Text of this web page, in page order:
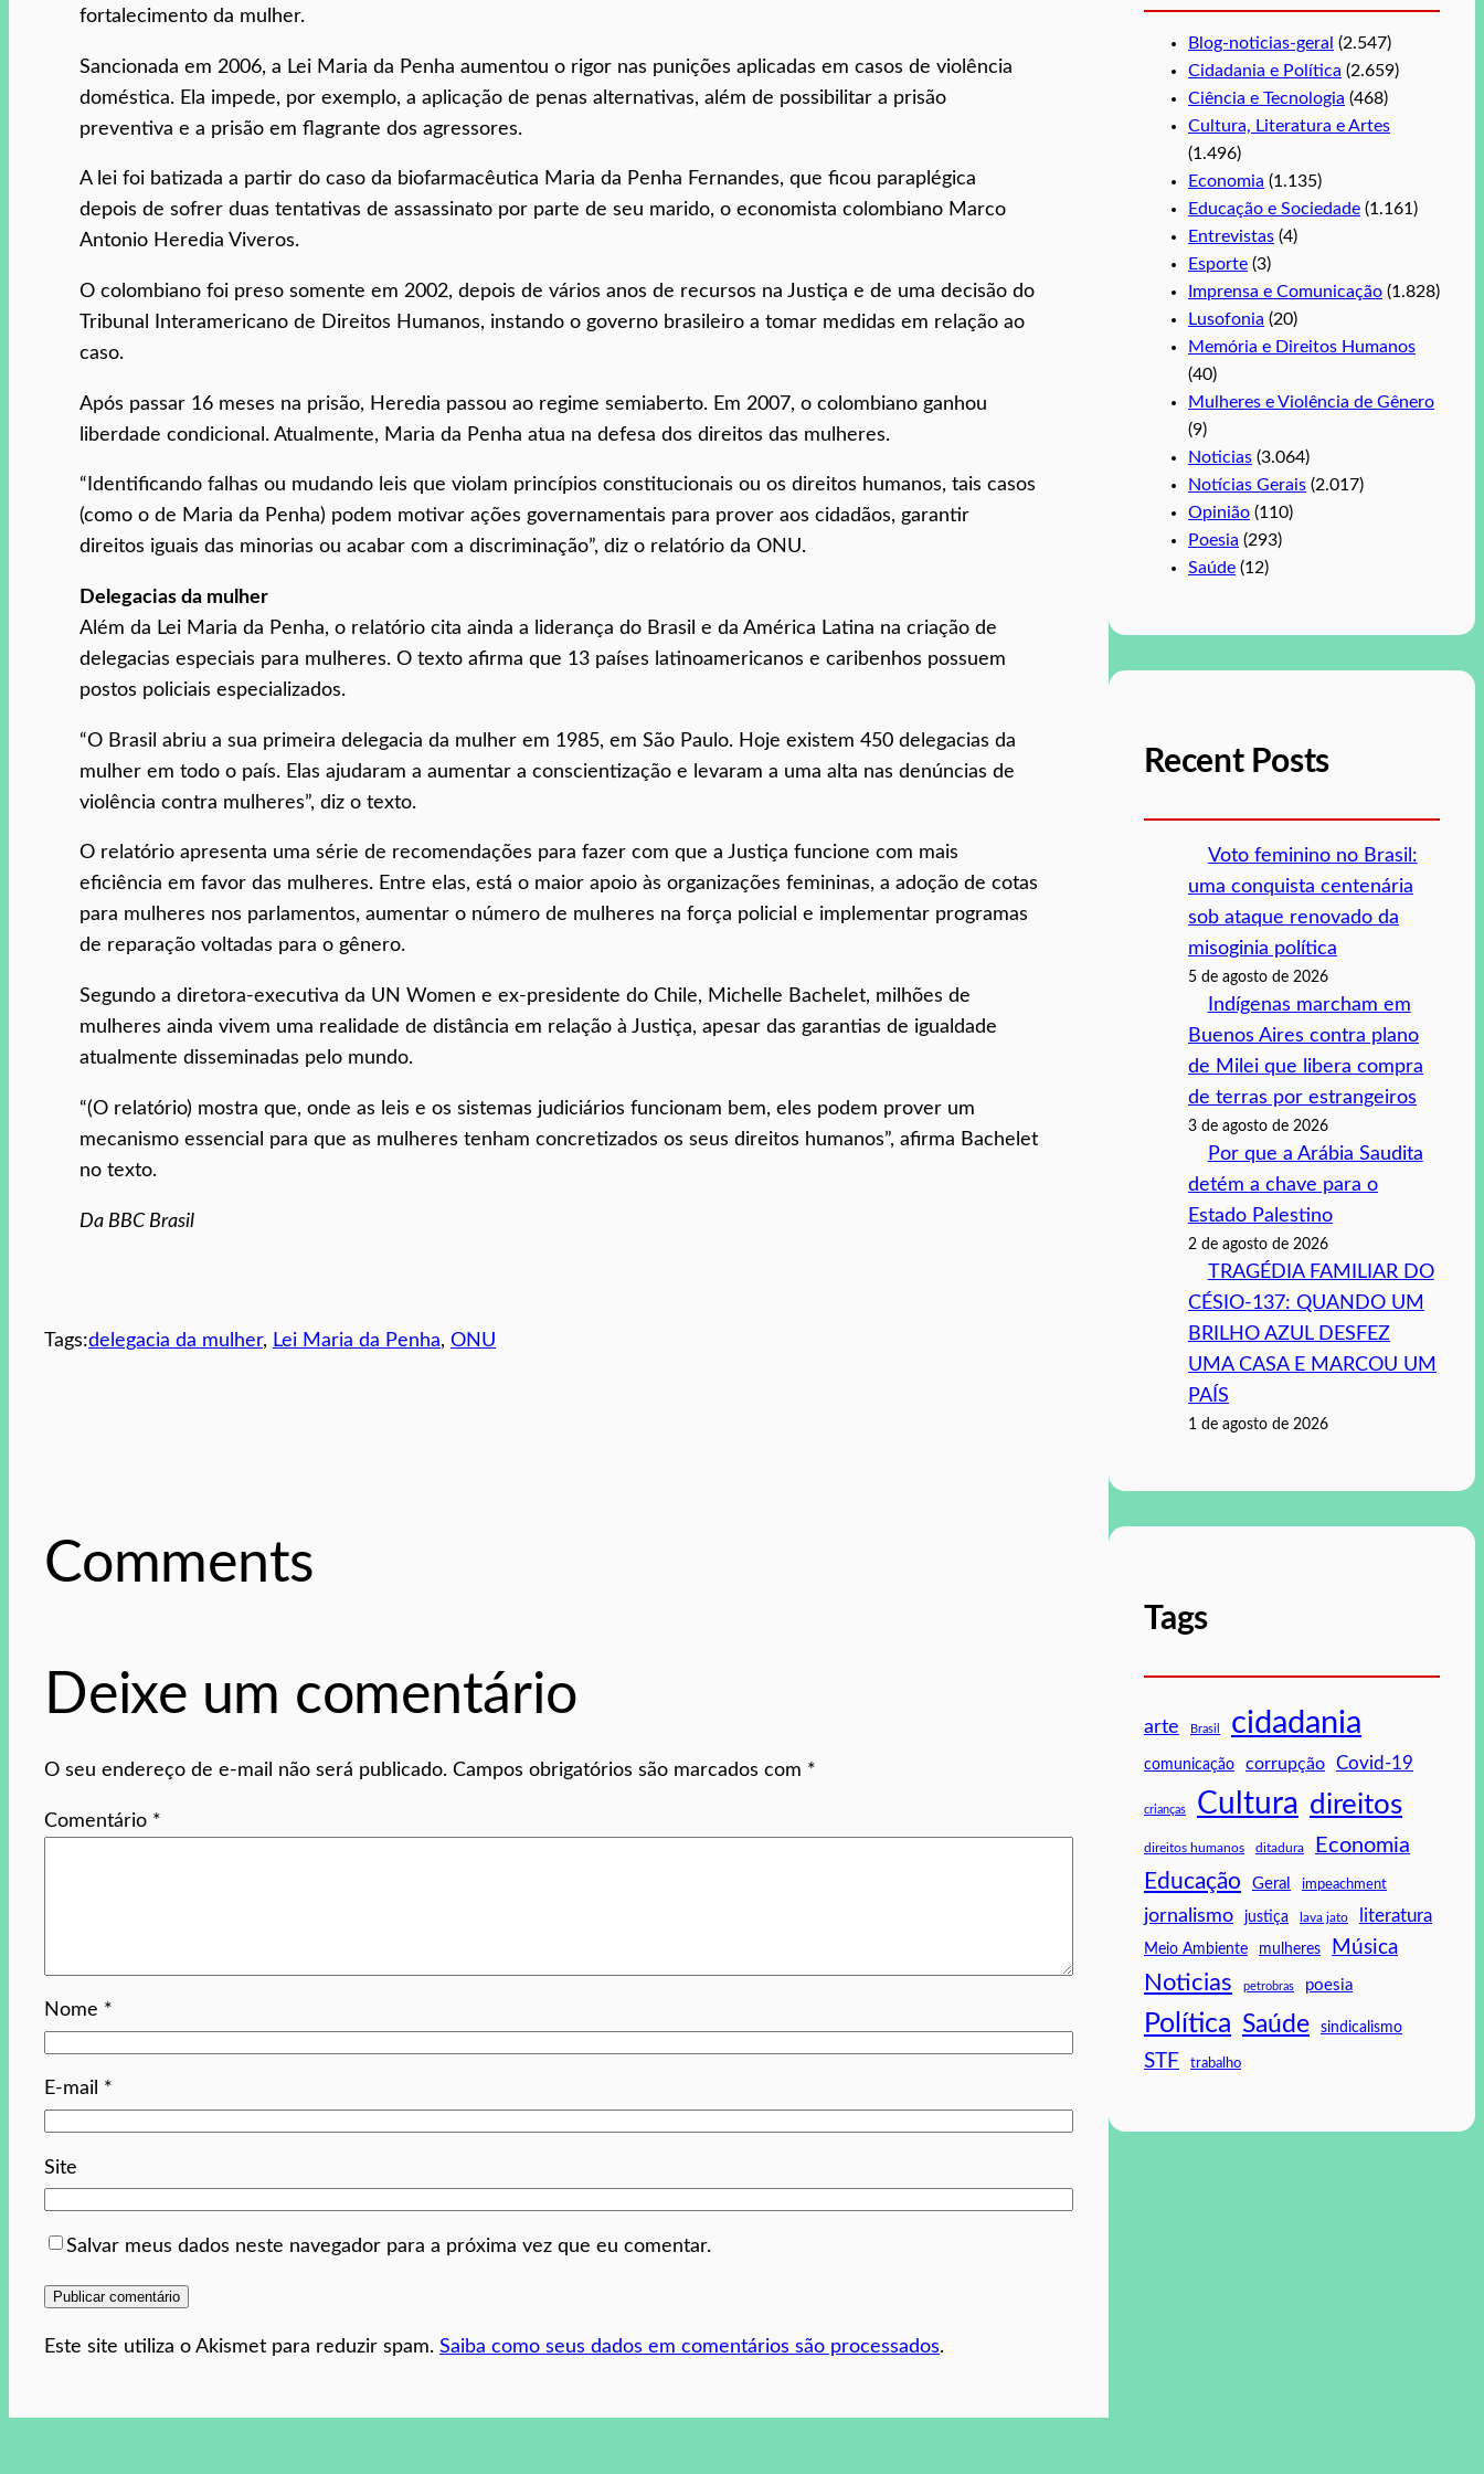
fortalecimento da mulher.
Sancionada em 2006, a Lei Maria da Penha aumentou o rigor nas punições aplicadas em casos de violência
doméstica. Ela impede, por exemplo, a aplicação de penas alternativas, além de possibilitar a prisão
preventiva e a prisão em flagrante dos agressores.
A lei foi batizada a partir do caso da biofarmacêutica Maria da Penha Fernandes, que ficou paraplégica
depois de sofrer duas tentativas de assassinato por parte de seu marido, o economista colombiano Marco
Antonio Heredia Viveros.
O colombiano foi preso somente em 2002, depois de vários anos de recursos na Justiça e de uma decisão do
Tribunal Interamericano de Direitos Humanos, instando o governo brasileiro a tomar medidas em relação ao
caso.
Após passar 16 meses na prisão, Heredia passou ao regime semiaberto. Em 2007, o colombiano ganhou
liberdade condicional. Atualmente, Maria da Penha atua na defesa dos direitos das mulheres.
“Identificando falhas ou mudando leis que violam princípios constitucionais ou os direitos humanos, tais casos
(como o de Maria da Penha) podem motivar ações governamentais para prover aos cidadãos, garantir
direitos iguais das minorias ou acabar com a discriminação”, diz o relatório da ONU.
Delegacias da mulher
Além da Lei Maria da Penha, o relatório cita ainda a liderança do Brasil e da América Latina na criação de
delegacias especiais para mulheres. O texto afirma que 13 países latinoamericanos e caribenhos possuem
postos policiais especializados.
“O Brasil abriu a sua primeira delegacia da mulher em 1985, em São Paulo. Hoje existem 450 delegacias da
mulher em todo o país. Elas ajudaram a aumentar a conscientização e levaram a uma alta nas denúncias de
violência contra mulheres”, diz o texto.
O relatório apresenta uma série de recomendações para fazer com que a Justiça funcione com mais
eficiência em favor das mulheres. Entre elas, está o maior apoio às organizações femininas, a adoção de cotas
para mulheres nos parlamentos, aumentar o número de mulheres na força policial e implementar programas
de reparação voltadas para o gênero.
Segundo a diretora-executiva da UN Women e ex-presidente do Chile, Michelle Bachelet, milhões de
mulheres ainda vivem uma realidade de distância em relação à Justiça, apesar das garantias de igualdade
atualmente disseminadas pelo mundo.
“(O relatório) mostra que, onde as leis e os sistemas judiciários funcionam bem, eles podem prover um
mecanismo essencial para que as mulheres tenham concretizados os seus direitos humanos”, afirma Bachelet
no texto.
Da BBC Brasil
Tags:delegacia da mulher, Lei Maria da Penha, ONU
Comments
Deixe um comentário
O seu endereço de e-mail não será publicado. Campos obrigatórios são marcados com *
Comentário *
Nome *
E-mail *
Site
Salvar meus dados neste navegador para a próxima vez que eu comentar.
Este site utiliza o Akismet para reduzir spam. Saiba como seus dados em comentários são processados.
Blog-noticias-geral (2.547)
Cidadania e Política (2.659)
Ciência e Tecnologia (468)
Cultura, Literatura e Artes
(1.496)
Economia (1.135)
Educação e Sociedade (1.161)
Entrevistas (4)
Esporte (3)
Imprensa e Comunicação (1.828)
Lusofonia (20)
Memória e Direitos Humanos
(40)
Mulheres e Violência de Gênero
(9)
Noticias (3.064)
Notícias Gerais (2.017)
Opinião (110)
Poesia (293)
Saúde (12)
Recent Posts
Voto feminino no Brasil:
uma conquista centenária
sob ataque renovado da
misoginia política
5 de agosto de 2026
Indígenas marcham em
Buenos Aires contra plano
de Milei que libera compra
de terras por estrangeiros
3 de agosto de 2026
Por que a Arábia Saudita
detém a chave para o
Estado Palestino
2 de agosto de 2026
TRAGÉDIA FAMILIAR DO
CÉSIO-137: QUANDO UM
BRILHO AZUL DESFEZ
UMA CASA E MARCOU UM
PAÍS
1 de agosto de 2026
Tags
arte Brasil cidadania
comunicação corrupção Covid-19
crianças Cultura direitos
direitos humanos ditadura Economia
Educação Geral impeachment
jornalismo justiça lava jato literatura
Meio Ambiente mulheres Música
Noticias petrobras poesia
Política Saúde sindicalismo
STF trabalho